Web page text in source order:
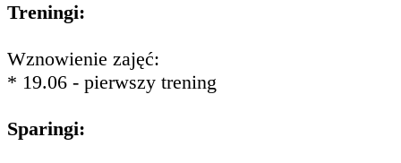
Treningi:
Wznowienie zajęć:
* 19.06 - pierwszy trening
Sparingi: